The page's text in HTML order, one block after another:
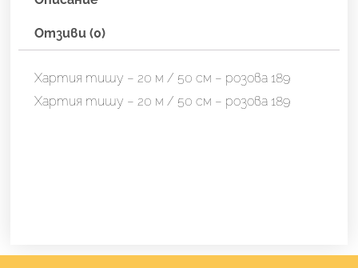
/
Отзиви (0)
Хартия тишу – 20 м / 50 см – розова 189
Хартия тишу – 20 м / 50 см – розова 189